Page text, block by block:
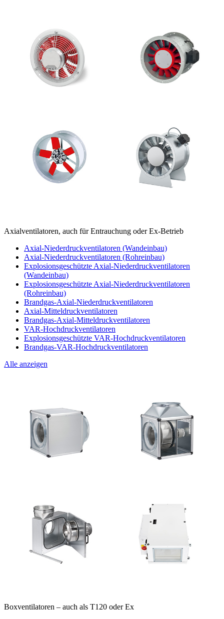
Axialventilatoren, auch für Entrauchung oder Ex-Betrieb
Axial-Niederdruckventilatoren (Wandeinbau)
Axial-Niederdruckventilatoren (Rohreinbau)
Explosionsgeschützte Axial-Niederdruckventilatoren
(Wandeinbau)
Explosionsgeschützte Axial-Niederdruckventilatoren
(Rohreinbau)
Brandgas-Axial-Niederdruckventilatoren
Axial-Mitteldruckventilatoren
Brandgas-Axial-Mitteldruckventilatoren
VAR-Hochdruckventilatoren
Explosionsgeschützte VAR-Hochdruckventilatoren
Brandgas-VAR-Hochdruckventilatoren
Alle anzeigen
Boxventilatoren – auch als T120 oder Ex